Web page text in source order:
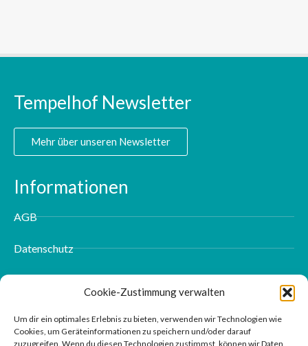
Cookie-Zustimmung verwalten
Um dir ein optimales Erlebnis zu bieten, verwenden wir Technologien wie
Cookies, um Geräteinformationen zu speichern und/oder darauf
zuzugreifen. Wenn du diesen Technologien zustimmst, können wir Daten
Tempelhof Newsletter
Mehr über unseren Newsletter
Informationen
AGB
Datenschutz